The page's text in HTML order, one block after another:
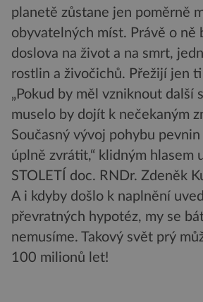
planetě zůstane jen poměrně
obyvatelných míst. Právě o ně
doslova na život a na smrt,
rostlin a živočichů. Přežijí jen
„Pokud by měl vzniknout další
muselo by dojít k nečekaným
Současný vývoj pohybu pevnin
úplně zvrátit,“ klidným hlasem
STOLETÍ doc. RNDr. Zdeněk
A i kdyby došlo k naplnění
převratných hypotéz, my se
nemusíme. Takový svět prý
100 milionů let!